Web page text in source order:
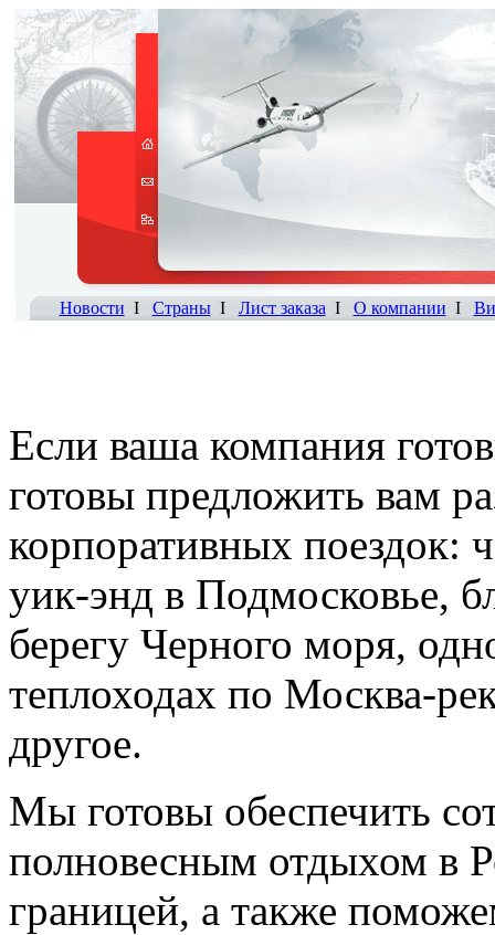
Новости I СтраныI Лист заказа I О компании I
Если ваша компания
готовы предложить вам
корпоративных поездок:
уик-энд в Подмосковье,
берегу Черного моря,
теплоходах по Москва-
другое.
Мы готовы обеспечить
полновесным отдыхом в
границей, а также